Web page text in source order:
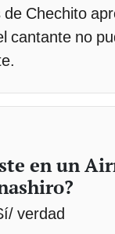
de Chechito
cantante no
en un
verdad